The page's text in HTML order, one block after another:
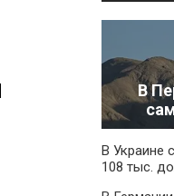
В
В Украине
108 тыс.